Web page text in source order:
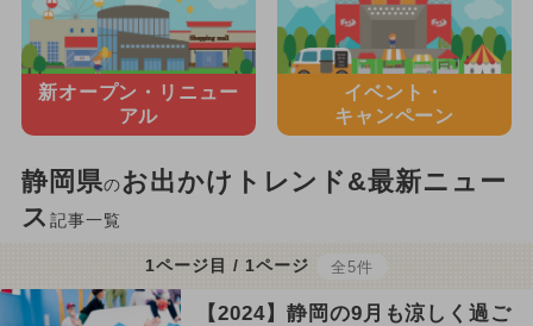
新オープン・ リニュー
アル
イベント・
キャンペーン
静岡県のお出かけトレンド&最新ニュー
ス 記事一覧
1ページ目 / 1ページ 全5件
【2024】静岡の9月も涼しく過ご